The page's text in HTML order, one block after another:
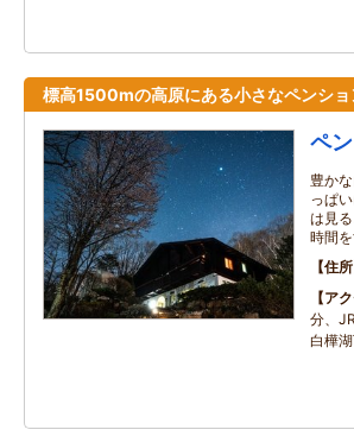
標高1500mの高原にある小さなペンシ
ペ
豊か
っぱ
は見
時間
住所
ア
分、
白樺